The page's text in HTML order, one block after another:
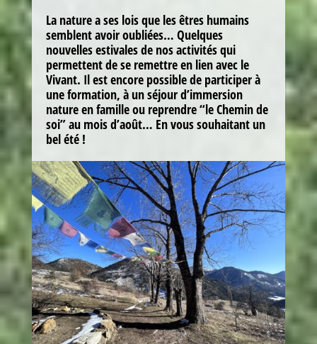
La nature a ses lois que les êtres humains
semblent avoir oubliées… Quelques
nouvelles estivales de nos activités qui
permettent de se remettre en lien avec le
Vivant. Il est encore possible de participer à
une formation, à un séjour d’immersion
nature en famille ou reprendre “le Chemin de
soi” au mois d’août… En vous souhaitant un
bel été !